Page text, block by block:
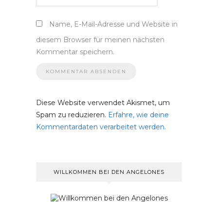
Name, E-Mail-Adresse und Website in
diesem Browser für meinen nächsten
Kommentar speichern.
Diese Website verwendet Akismet, um
Spam zu reduzieren. Erfahre, wie deine
Kommentardaten verarbeitet werden.
WILLKOMMEN BEI DEN ANGELONES